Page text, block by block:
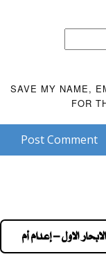
SAVE MY NAME,
FOR
Post Comment
الاول – إعدام أم